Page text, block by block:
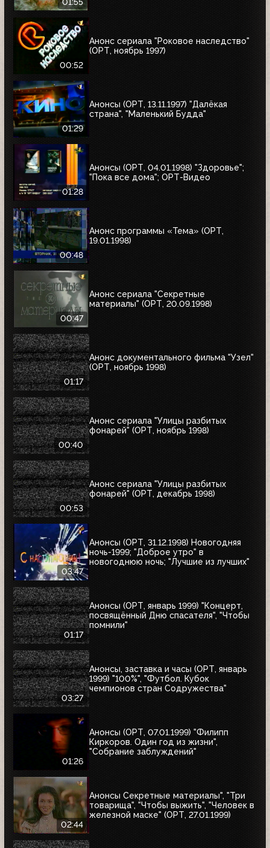
01:55
00:52
Анонс сериала "Роковое наследство"
(ОРТ, ноябрь 1997)
01:29
Анонсы (ОРТ, 13.11.1997) "Далёкая
страна", "Маленький Будда"
01:28
Анонсы (ОРТ, 04.01.1998) "Здоровье";
"Пока все дома"; ОРТ-Видео
00:48
Анонс программы «Тема» (ОРТ,
19.01.1998)
00:47
Анонс сериала "Секретные
материалы" (ОРТ, 20.09.1998)
01:17
Анонс документального фильма "Узел"
(ОРТ, ноябрь 1998)
00:40
Анонс сериала "Улицы разбитых
фонарей" (ОРТ, ноябрь 1998)
00:53
Анонс сериала "Улицы разбитых
фонарей" (ОРТ, декабрь 1998)
03:47
Анонсы (ОРТ, 31.12.1998) Новогодняя
ночь-1999; "Доброе утро" в
новогоднюю ночь; "Лучшие из лучших"
01:17
Анонсы (ОРТ, январь 1999) "Концерт,
посвящённый Дню спасателя", "Чтобы
помнили"
03:27
Анонсы, заставка и часы (ОРТ, январь
1999) "100%", "Футбол. Кубок
чемпионов стран Содружества"
01:26
Анонсы (ОРТ, 07.01.1999) "Филипп
Киркоров. Один год из жизни",
"Собрание заблуждений"
02:44
Анонсы Секретные материалы", "Три
товарища", "Чтобы выжить", "Человек в
железной маске" (ОРТ, 27.01.1999)